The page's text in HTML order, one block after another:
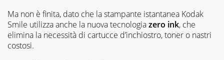
Ma non è finita, dato che la stampante istantanea Kodak
Smile utilizza anche la nuova tecnologiazero ink, che
elimina la necessità di cartucce d’inchiostro, toner o nastri
costosi.